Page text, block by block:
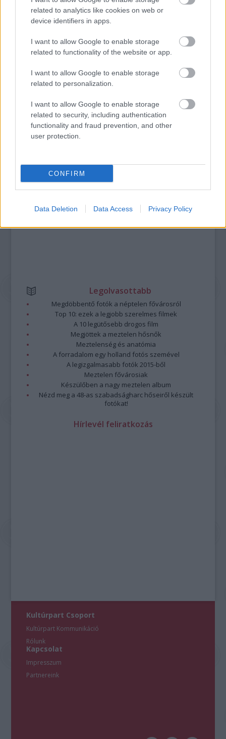
related to analytics like cookies on web or
device identifiers in apps.
I want to allow Google to enable storage
related to functionality of the website or app.
I want to allow Google to enable storage
related to personalization.
I want to allow Google to enable storage
related to security, including authentication
functionality and fraud prevention, and other
user protection.
CONFIRM
Data Deletion Data Access Privacy Policy
ELSTARTOLT A MŰVÉSZETEK VÖLGYE
A bejegyzés trackback címe:
A hozzászólások avonatkozó jogszabályok
szolgáltatás technikai
nem vállal, azokat nem ellenőrzi. Kifogás esetén forduljon a blog szerkesztőjéhez.
Legolvasottabb
Megdöbbentő fotók a néptelen fővárosról
Top 10: ezek a legjobb szerelmes filmek
A 10 legütősebb drogos film
Megjöttek a meztelen hősnők
Meztelenség és anatómia
A forradalom egy holland fotós szemével
A legizgalmasabb fotók 2015-ből
Meztelen fővárosiak
Készülőben a nagy meztelen album
Nézd meg a 48-as szabadságharc hőseiről készült
fotókat!
Hírlevél feliratkozás
Kultúrpart Csoport
Kultúrpart Kommunikáció
Rólunk
Kapcsolat
Impresszum
Partnereink